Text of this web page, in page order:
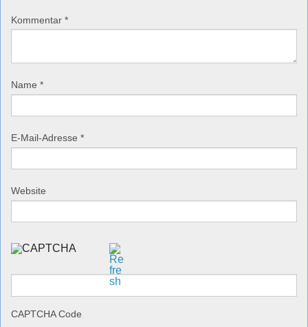
Kommentar *
Name *
E-Mail-Adresse *
Website
CAPTCHA Code